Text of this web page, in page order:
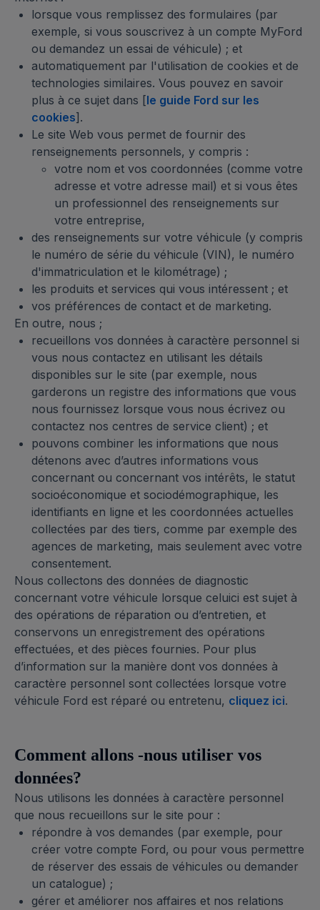
lorsque vous remplissez des formulaires (par
exemple, si vous souscrivez à un compte MyFord
ou demandez un essai de véhicule) ; et
automatiquement par l'utilisation de cookies et de
technologies similaires. Vous pouvez en savoir
plus à ce sujet dans [le guide Ford sur les
cookies].
Le site Web vous permet de fournir des
renseignements personnels, y compris :
votre nom et vos coordonnées (comme votre
adresse et votre adresse mail) et si vous êtes
un professionnel des renseignements sur
votre entreprise,
des renseignements sur votre véhicule (y compris
le numéro de série du véhicule (VIN), le numéro
d'immatriculation et le kilométrage) ;
les produits et services qui vous intéressent ; et
vos préférences de contact et de marketing.
En outre, nous ;
recueillons vos données à caractère personnel si
vous nous contactez en utilisant les détails
disponibles sur le site (par exemple, nous
garderons un registre des informations que vous
nous fournissez lorsque vous nous écrivez ou
contactez nos centres de service client) ; et
pouvons combiner les informations que nous
détenons avec d’autres informations vous
concernant ou concernant vos intérêts, le statut
socioéconomique et sociodémographique, les
identifiants en ligne et les coordonnées actuelles
collectées par des tiers, comme par exemple des
agences de marketing, mais seulement avec votre
consentement.
Nous collectons des données de diagnostic
concernant votre véhicule lorsque celuici est sujet à
des opérations de réparation ou d’entretien, et
conservons un enregistrement des opérations
effectuées, et des pièces fournies. Pour plus
d’information sur la manière dont vos données à
caractère personnel sont collectées lorsque votre
véhicule Ford est réparé ou entretenu, cliquez ici.
Comment allons -nous utiliser vos
données?
Nous utilisons les données à caractère personnel
que nous recueillons sur le site pour :
répondre à vos demandes (par exemple, pour
créer votre compte Ford, ou pour vous permettre
de réserver des essais de véhicules ou demander
un catalogue) ;
gérer et améliorer nos affaires et nos relations